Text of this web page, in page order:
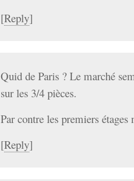
[Reply]
Quid de Paris ? Le marché
sur les 3/4 pièces.
Par contre les premiers
[Reply]